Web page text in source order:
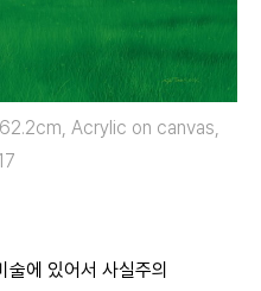
Acrylic on canvas,
에 있어서 사실주의